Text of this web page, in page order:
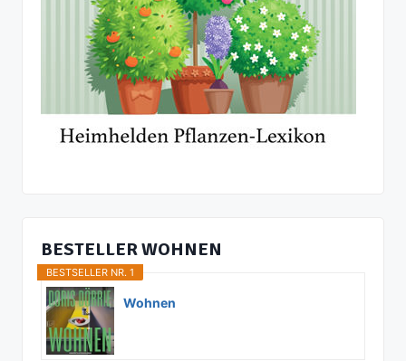
BESTELLER WOHNEN
BESTSELLER NR. 1
Wohnen